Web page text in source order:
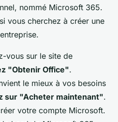
nommé Microsoft 365.
vous cherchez à créer une
vous sur le site de
"Obtenir Office".
le mieux à vos besoins
sur "Acheter maintenant".
votre compte Microsoft.